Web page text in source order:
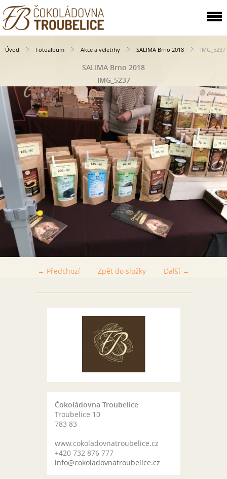
Úvod Fotoalbum Akce a veletrhy SALIMA Brno 2018 IMG_5237
SALIMA Brno 2018
IMG_5237
← Předchozí Další →
Zpět do složky
Čokoládovna Troubelice
Troubelice 10
783 83
www.cokoladovnatroubelice.cz
+420 732 876 777
info@cokoladovnatroubelice.cz